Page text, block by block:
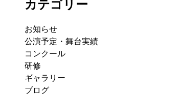
カテゴリー
お知らせ
公演予定・舞台実績
コンクール
研修
ギャラリー
ブログ